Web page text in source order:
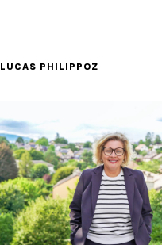
LUCAS PHILIPPOZ